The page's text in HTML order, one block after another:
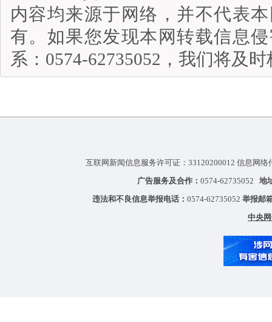
内容均来源于网络，并不代表
有。如果您发现本网转载信息
系：0574-62735052，我们将及
互联网新闻信息服务许可证：33120200012 信息网
广告服务及合作： 0574-62735052 地
违法和不良信息举报电话： 0574-62735052 举报邮
中央